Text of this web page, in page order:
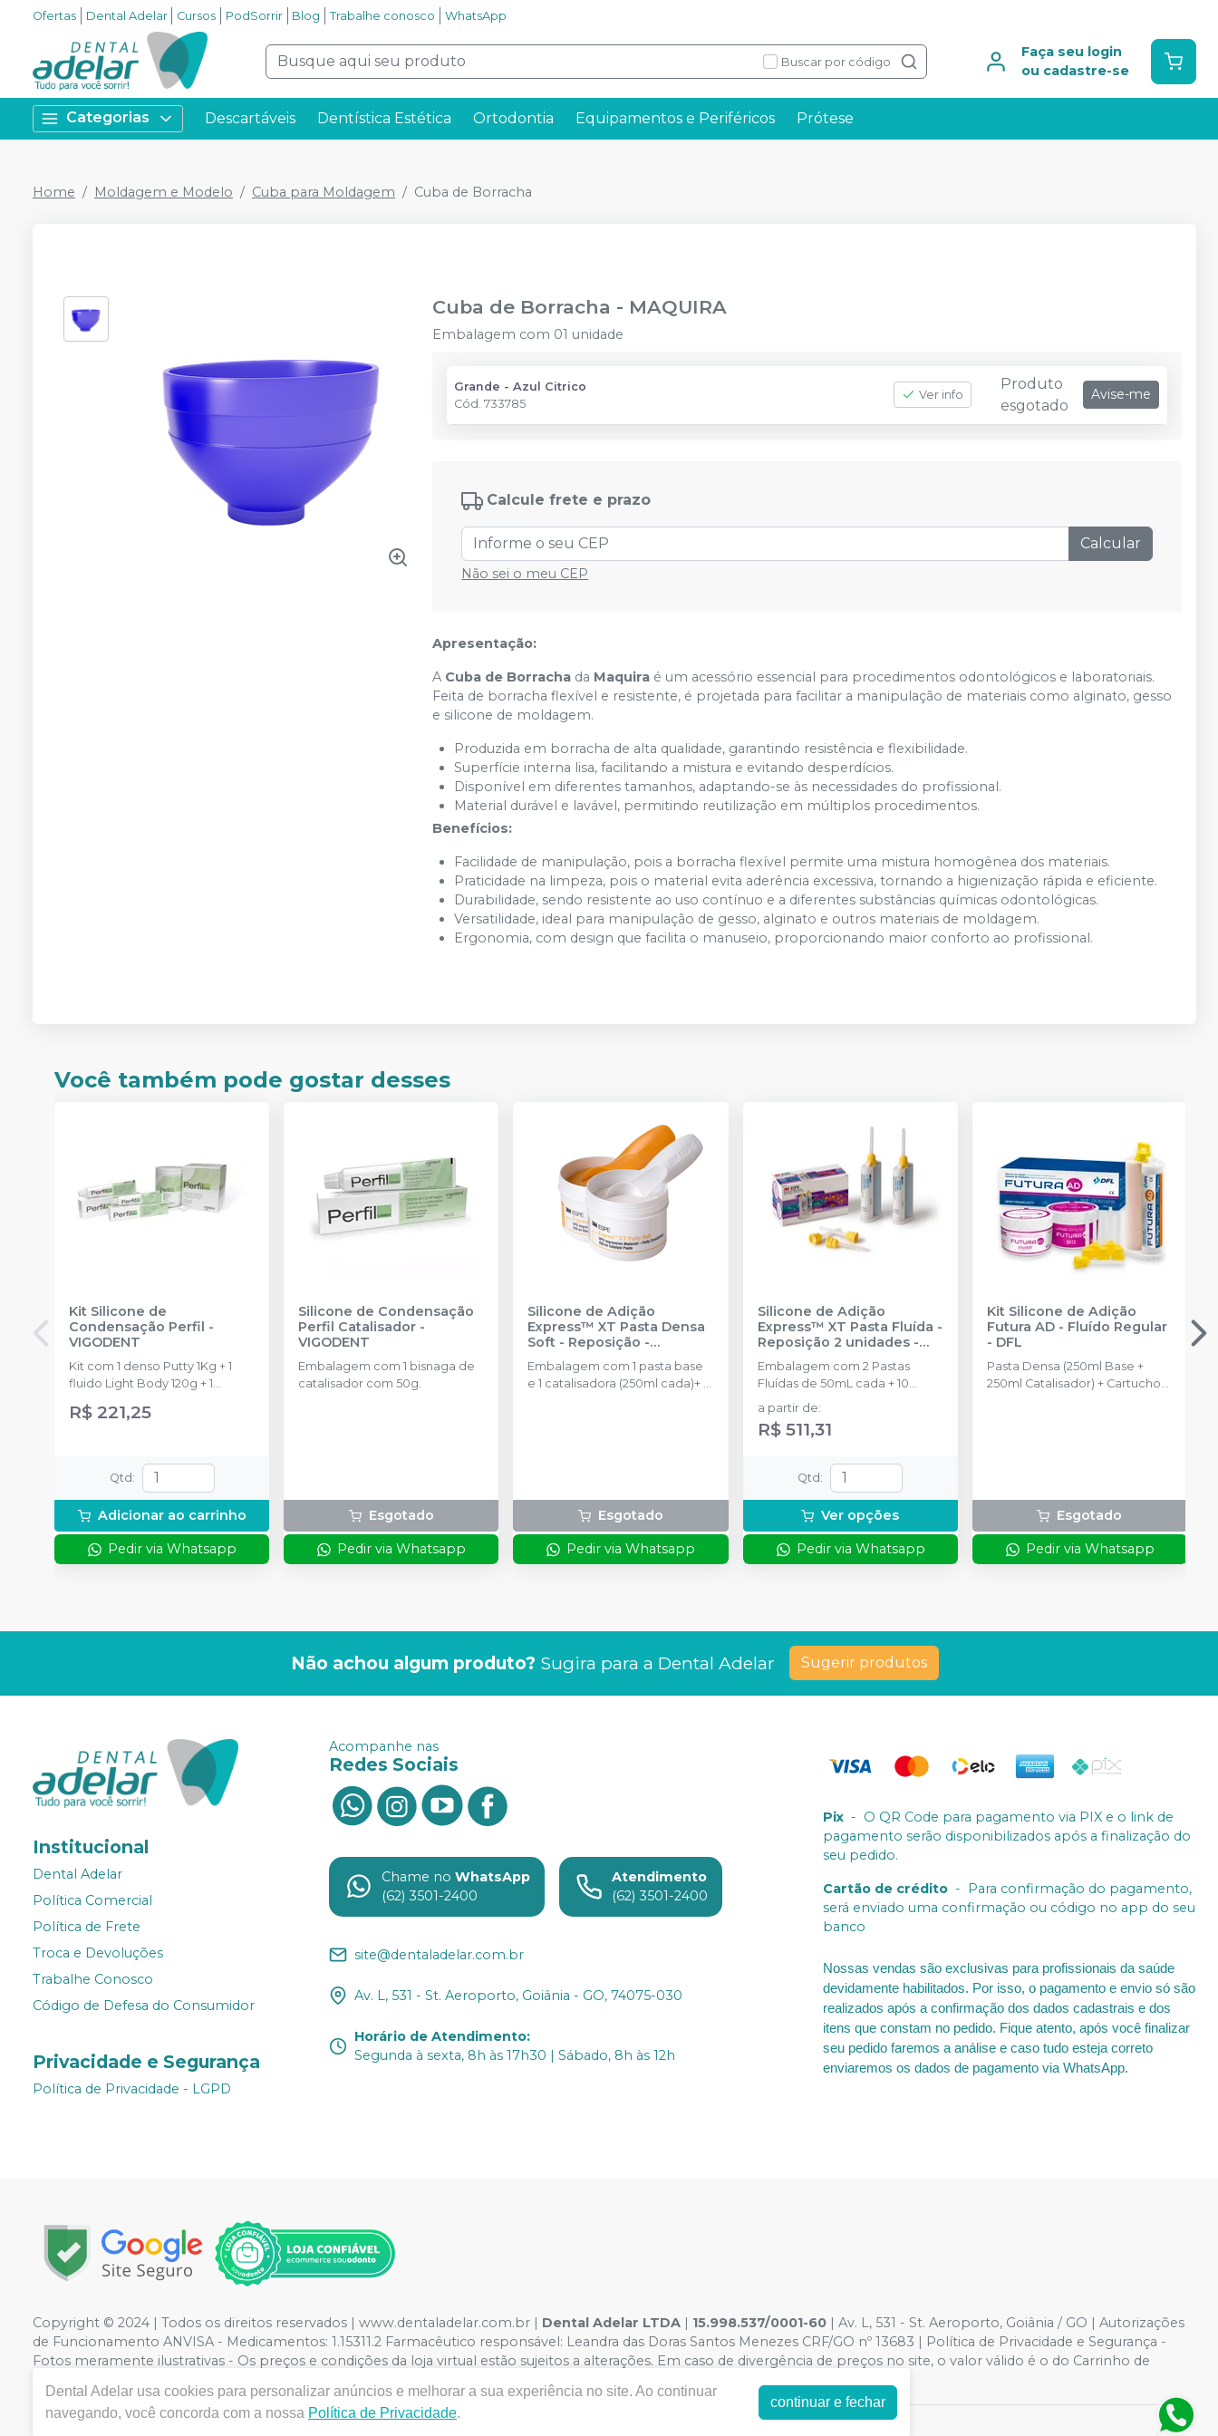
Ofertas Dental Adelar Cursos PodSorrir Blog Trabalhe conosco WhatsApp
Buscar por código
Faça seu login
ou cadastre-se
Categorias Descartáveis Dentística Estética Ortodontia Equipamentos e Periféricos Prótese
Home Moldagem e Modelo Cuba para Moldagem Cuba de Borracha
Cuba de Borracha - MAQUIRA
Embalagem com 01 unidade
Grande - Azul Citrico
Cód.733785
Ver info
Produto
esgotado
Avise-me
Calcule frete e prazo
Calcular
Não sei o meu CEP
Apresentação:
A Cuba de Borracha da Maquira é um acessório essencial para procedimentos odontológicos e laboratoriais.
Feita de borracha flexível e resistente, é projetada para facilitar a manipulação de materiais como alginato, gesso
e silicone de moldagem.
Produzida em borracha de alta qualidade, garantindo resistência e flexibilidade.
Superfície interna lisa, facilitando a mistura e evitando desperdícios.
Disponível em diferentes tamanhos, adaptando-se às necessidades do profissional.
Material durável e lavável, permitindo reutilização em múltiplos procedimentos.
Benefícios:
Facilidade de manipulação, pois a borracha flexível permite uma mistura homogênea dos materiais.
Praticidade na limpeza, pois o material evita aderência excessiva, tornando a higienização rápida e eficiente.
Durabilidade, sendo resistente ao uso contínuo e a diferentes substâncias químicas odontológicas.
Versatilidade, ideal para manipulação de gesso, alginato e outros materiais de moldagem.
Ergonomia, com design que facilita o manuseio, proporcionando maior conforto ao profissional.
Você também pode gostar desses
Kit Silicone de
Condensação Perfil -
VIGODENT
Kit com 1 denso Putty 1Kg + 1
fluido Light Body 120g + 1
R$ 221,25
Qtd :
Adicionar ao carrinho
Pedir via Whatsapp
Silicone de Condensação
Perfil Catalisador -
VIGODENT
Embalagem com 1 bisnaga de
catalisador com 50g.
Esgotado
Pedir via Whatsapp
Silicone de Adição
Express™ XT Pasta Densa
Soft - Reposição -
Embalagem com 1 pasta base
e 1 catalisadora (250ml cada)+ 2
Esgotado
Pedir via Whatsapp
Silicone de Adição
Express™ XT Pasta Fluída -
Reposição 2 unidades-
Embalagem com 2 Pastas
Fluídas de 50mL cada + 10
pontas misturadoras
a partir de:
R$ 511,31
Qtd :
Ver opções
Pedir via Whatsapp
Kit Silicone de Adição
Futura AD - Fluído Regular
- DFL
Pasta Densa (250ml Base +
250ml Catalisador) + Cartucho
Esgotado
Pedir via Whatsapp
Não achou algum produto? Sugira para a Dental Adelar Sugerir produtos
Institucional
Dental Adelar
Política Comercial
Política de Frete
Troca e Devoluções
Trabalhe Conosco
Código de Defesa do Consumidor
Privacidade e Segurança
Política de Privacidade - LGPD
Acompanhe nas
Redes Sociais
Chame no WhatsApp
(62) 3501-2400
Atendimento
(62) 3501-2400
site@dentaladelar.com.br
Av. L, 531 - St. Aeroporto, Goiânia - GO, 74075-030
Horário de Atendimento:
Segunda à sexta, 8h às 17h30 | Sábado, 8h às 12h
Pix - O QR Code para pagamento via PIX e o link de
pagamento serão disponibilizados após a finalização do
seu pedido.
Cartão de crédito - Para confirmação do pagamento,
será enviado uma confirmação ou código no app do seu
banco
Nossas vendas são exclusivas para profissionais da saúde
devidamente habilitados. Por isso, o pagamento e envio só são
realizados após a confirmação dos dados cadastrais e dos
itens que constam no pedido. Fique atento, após você finalizar
seu pedido faremos a análise e caso tudo esteja correto
enviaremos os dados de pagamento via WhatsApp.
Copyright © 2024 | Todos os direitos reservados | www.dentaladelar.com.br | Dental Adelar LTDA | 15.998.537/0001-60 | Av. L, 531 - St. Aeroporto, Goiânia / GO | Autorizações
de Funcionamento ANVISA - Medicamentos: 1.15311.2 Farmacêutico responsável: Leandra das Doras Santos Menezes CRF/GO nº 13683 | Política de Privacidade e Segurança -
Fotos meramente ilustrativas - Os preços e condições da loja virtual estão sujeitos a alterações. Em caso de divergência de preços no site, o valor válido é o do Carrinho de
Dental Adelar usa cookies para personalizar anúncios e melhorar a sua experiência no site. Ao continuar
navegando, você concorda com a nossa Política de Privacidade.
continuar e fechar